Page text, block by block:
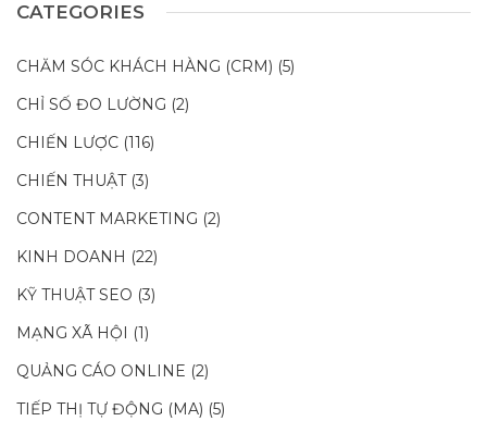
CATEGORIES
CHĂM SÓC KHÁCH HÀNG (CRM) (5)
CHỈ SỐ ĐO LƯỜNG (2)
CHIẾN LƯỢC (116)
CHIẾN THUẬT(3)
CONTENT MARKETING (2)
KINH DOANH (22)
KỸ THUẬT SEO (3)
MẠNG XÃ HỘI
(1)
QUẢNG CÁO ONLINE (2)
TIẾP THỊ TỰ ĐỘNG (MA) (5)